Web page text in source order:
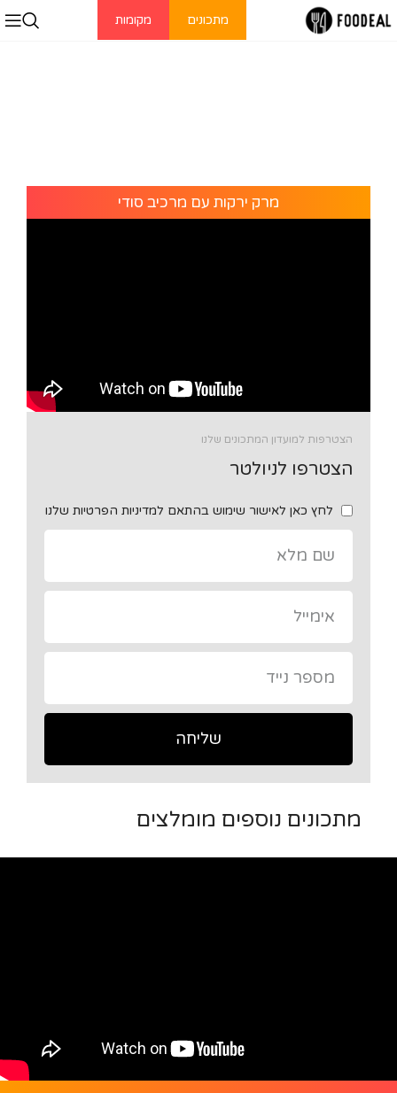
מתכונים מקומות
מרק ירקות עם מרכיב סודי
הצטרפות למועדון המתכונים שלנו
הצטרפו לניולטר
לחץ כאן לאישור שימוש בהתאם למדיניות הפרטיות שלנו
שליחה
מתכונים נוספים מומלצים